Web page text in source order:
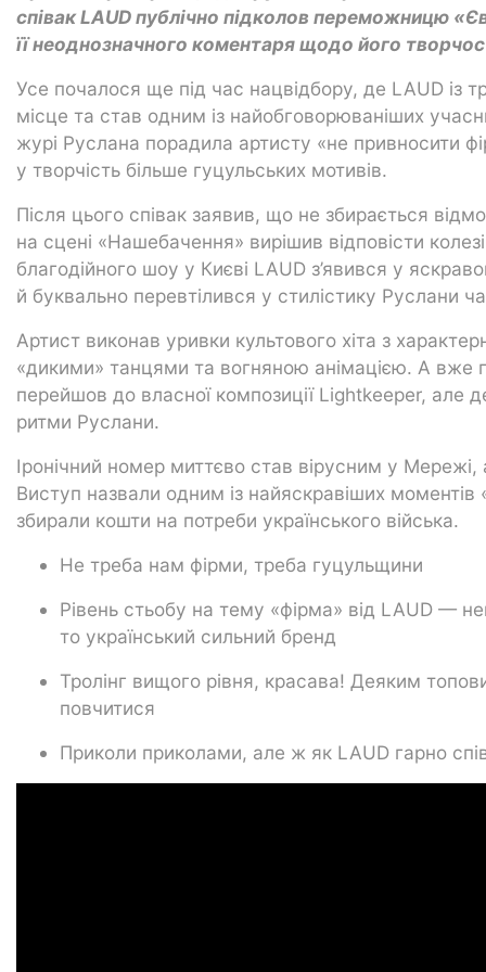
співак LAUD публічно підколов переможницю
її неоднозначного коментаря щодо його
Усе почалося ще під час нацвідбору, де LAUD із
місце та став одним із найобговорюваніших
журі Руслана порадила артисту «не привносити
у творчість більше гуцульських мотивів.
Після цього співак заявив, що не збирається
на сцені «Нашебачення» вирішив відповісти
благодійного шоу у Києві LAUD з’явився у
й буквально перевтілився у стилістику Руслани
Артист виконав уривки культового хіта з
«дикими» танцями та вогняною анімацією. А вже
перейшов до власної композиції Lightkeeper, але
ритми Руслани.
Іронічний номер миттєво став вірусним у
Виступ назвали одним із найяскравіших
збирали кошти на потреби українського війська.
Не треба нам фірми, треба гуцульщини
Рівень стьобу на тему «фірма» від LAUD —
то український сильний бренд
Тролінг вищого рівня, красава! Деяким
повчитися
Приколи приколами, але ж як LAUD гарно